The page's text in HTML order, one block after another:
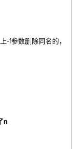
f参数删除同名的，
n